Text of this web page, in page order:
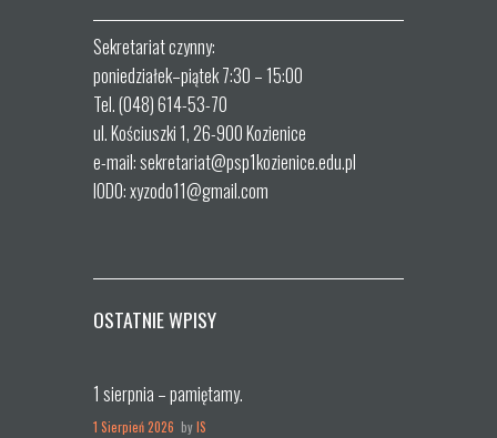
Sekretariat czynny:
poniedziałek–piątek 7:30 – 15:00
Tel. (048) 614-53-70
ul. Kościuszki 1, 26-900 Kozienice
e-mail: sekretariat@psp1kozienice.edu.pl
IODO: xyzodo11@gmail.com
OSTATNIE WPISY
1 sierpnia – pamiętamy.
1 Sierpień 2026 byIS